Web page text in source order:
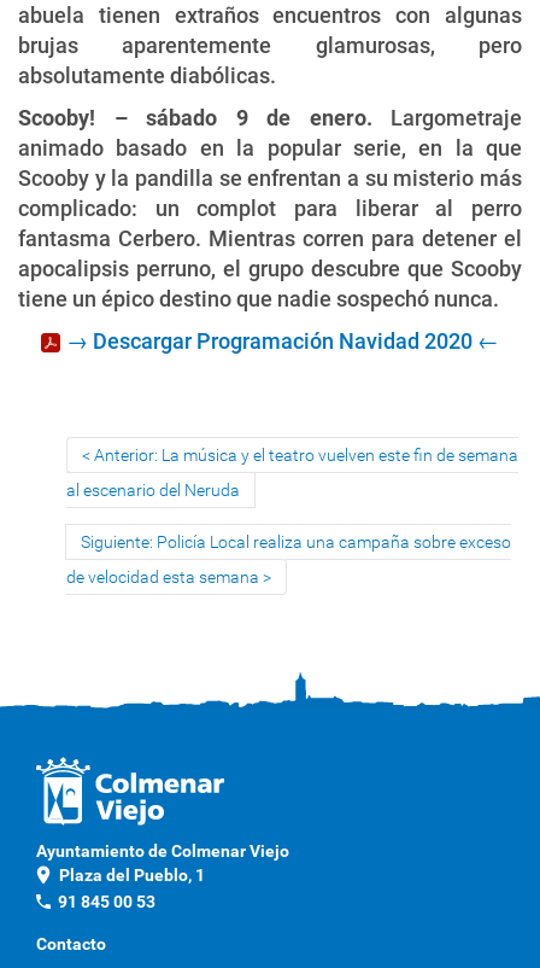
abuela tienen extraños encuentros con algunas
brujas aparentemente glamurosas, pero
absolutamente diabólicas.
Scooby! – sábado 9 de enero. Largometraje
animado basado en la popular serie, en la que
Scooby y la pandilla se enfrentan a su misterio más
complicado: un complot para liberar al perro
fantasma Cerbero. Mientras corren para detener el
apocalipsis perruno, el grupo descubre que Scooby
tiene un épico destino que nadie sospechó nunca.
→ Descargar Programación Navidad 2020 ←
Anterior: La música y el teatro vuelven este fin de semana
al escenario del Neruda
Siguiente: Policía Local realiza una campaña sobre exceso
de velocidad esta semana
Ayuntamiento de Colmenar Viejo
location_on Plaza del Pueblo, 1
phone 91 845 00 53
Contacto